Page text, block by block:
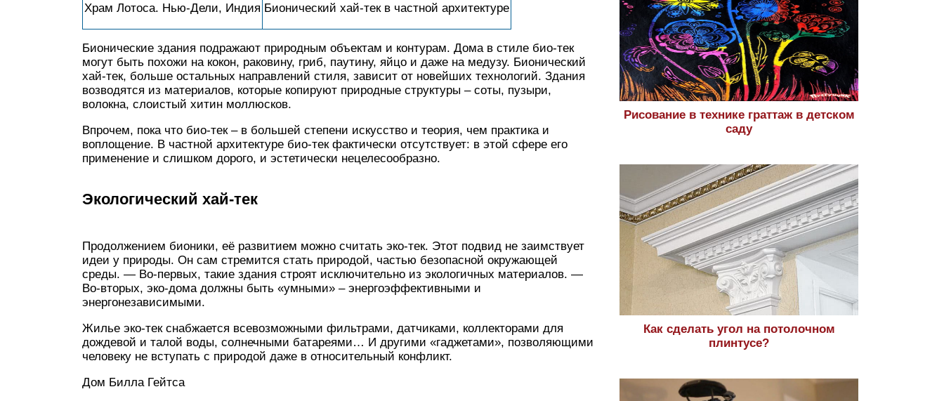
Храм Лотоса. Нью-Дели, Индия Бионический хай-тек в частной архитектуре
Бионические здания подражают природным объектам и контурам. Дома в стиле био-тек
могут быть похожи на кокон, раковину, гриб, паутину, яйцо и даже на медузу. Бионический
хай-тек, больше остальных направлений стиля, зависит от новейших технологий. Здания
возводятся из материалов, которые копируют природные структуры – соты, пузыри,
волокна, слоистый хитин моллюсков.
Впрочем, пока что био-тек – в большей степени искусство и теория, чем практика и
воплощение. В частной архитектуре био-тек фактически отсутствует: в этой сфере его
применение и слишком дорого, и эстетически нецелесообразно.
Экологический хай-тек
Продолжением бионики, её развитием можно считать эко-тек. Этот подвид не заимствует
идеи у природы. Он сам стремится стать природой, частью безопасной окружающей
среды. — Во-первых, такие здания строят исключительно из экологичных материалов. —
Во-вторых, эко-дома должны быть «умными» – энергоэффективными и
энергонезависимыми.
Жилье эко-тек снабжается всевозможными фильтрами, датчиками, коллекторами для
дождевой и талой воды, солнечными батареями… И другими «гаджетами», позволяющими
человеку не вступать с природой даже в относительный конфликт.
Дом Билла Гейтса
Рисование в технике граттаж в детском
саду
Как сделать угол на потолочном
плинтусе?